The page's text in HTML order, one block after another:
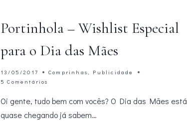
Portinhola – Wishlist Especial
para o Dia das Mães
13/05/2017 Comprinhas , Publicidade
5 Comentários
Oi gente, tudo bem com vocês? O Dia das Mães está
quase chegando já sabem…